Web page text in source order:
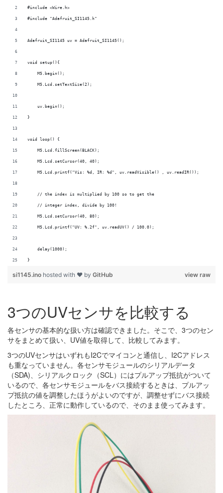
#include <Wire.h>
#include "Adafruit_SI1145.h"
Adafruit_SI1145 uv = Adafruit_SI1145();
void setup(){
    M5.begin();
    M5.Lcd.setTextSize(2);
    uv.begin();
}
void loop() {
    M5.Lcd.fillScreen(BLACK);
    M5.Lcd.setCursor(40, 40);
    M5.Lcd.printf("Vis: %d, IR: %d", uv.readVisible() , uv.readIR());
    // the index is multiplied by 100 so to get the
    // integer index, divide by 100!
    M5.Lcd.setCursor(40, 80);
    M5.Lcd.printf("UV: %.2f", uv.readUV() / 100.0);
    delay(1000);
}
view raw
si1145.ino hosted with ❤ by GitHub
3つのUVセンサを比較する
各センサの基本的な扱い方は確認できました。そこで、3つのセン
サをまとめて扱い、UV値を取得して、比較してみます。
3つのUVセンサはいずれもI2Cでマイコンと通信し、I2Cアドレス
も重なっていません。各センサモジュールのシリアルデータ
（SDA)、シリアルクロック（SCL）にはプルアップ抵抗がついて
いるので、各センサモジュールをバス接続するときは、プルアッ
プ抵抗の値を調整したほうがよいのですが、調整せずにバス接続
したところ、正常に動作しているので、そのまま使ってみます。